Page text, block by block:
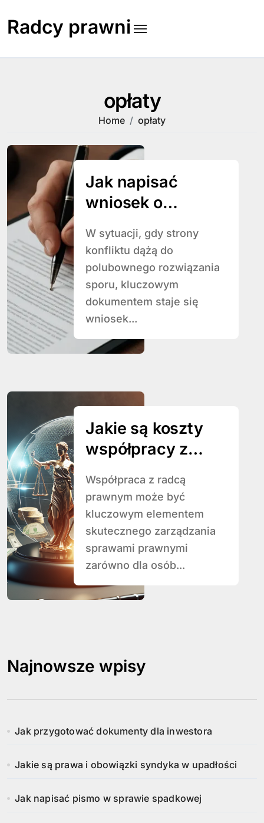
content
Radcy prawni
opłaty
Home opłaty
Jak napisać
wniosek o
próby ugodowej
W sytuacji, gdy strony
konfliktu dążą do
polubownego rozwiązania
sporu, kluczowym
dokumentem staje się
wniosek...
Jakie są koszty
współpracy z
Współpraca z radcą
prawnym może być
kluczowym elementem
skutecznego zarządzania
sprawami prawnymi
zarówno dla osób...
Najnowsze wpisy
Jak przygotować dokumenty dla inwestora
Jakie są prawa i obowiązki syndyka w upadłości
Jak napisać pismo w sprawie spadkowej